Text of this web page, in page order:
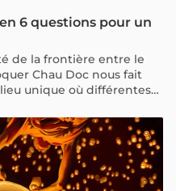
6 questions pour un
de la frontière entre le
Chau Doc nous fait
unique où différentes
culturelle se
nature généreuse et à des
cet article, nous vous
incontournables ainsi
pour profiter au
Doc.